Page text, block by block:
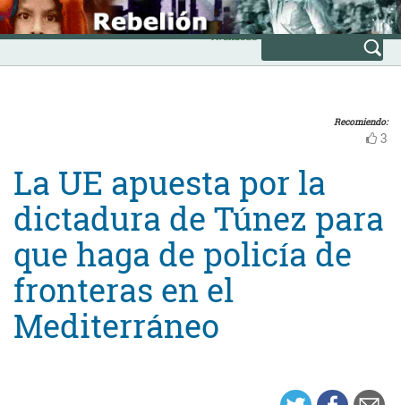
Skip
to
content
INICIO
Avanzada
Recomiendo:
3
La UE apuesta por la
dictadura de Túnez para
que haga de policía de
fronteras en el
Mediterráneo